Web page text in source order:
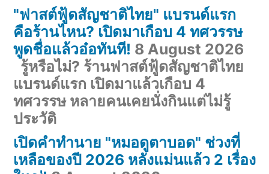
"ฟาสต์ฟู้ดสัญชาติไทย" แบรนด์แรก
คือร้านไหน? เปิดมาเกือบ 4 ทศวรรษ
พูดชื่อแล้วอ๋อทันที! 8 August 2026
รู้หรือไม่? ร้านฟาสต์ฟู้ดสัญชาติไทย
แบรนด์แรก เปิดมาแล้วเกือบ 4
ทศวรรษ หลายคนเคยนั่งกินแต่ไม่รู้
ประวัติ
เปิดคำทำนาย "หมอดูตาบอด" ช่วงที่
เหลือของปี 2026 หลังแม่นแล้ว 2 เรื่อง